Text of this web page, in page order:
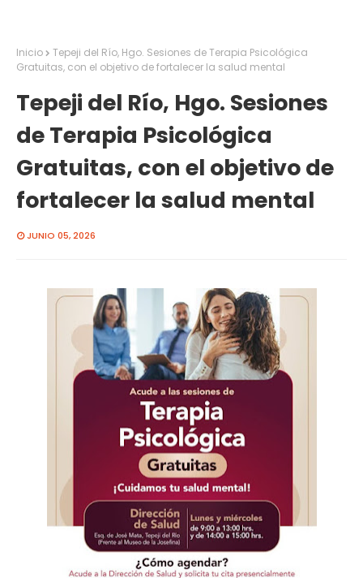
Inicio
Tepeji del Río, Hgo. Sesiones de Terapia Psicológica
Gratuitas, con el objetivo de fortalecer la salud mental
Tepeji del Río, Hgo. Sesiones
de Terapia Psicológica
Gratuitas, con el objetivo de
fortalecer la salud mental
JUNIO 05, 2026